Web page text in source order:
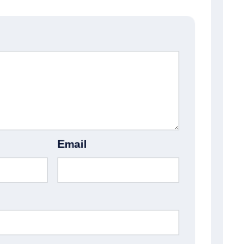
Email